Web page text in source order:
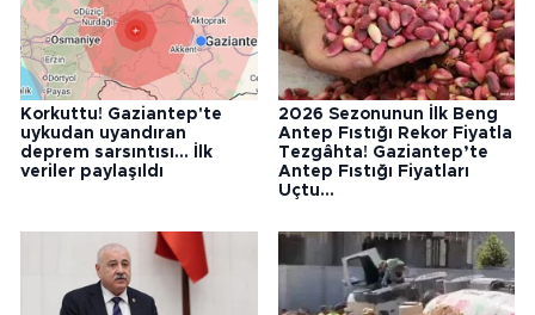
Korkuttu! Gaziantep'te
uykudan uyandıran
deprem sarsıntısı... İlk
veriler paylaşıldı
2026 Sezonunun İlk Beng
Antep Fıstığı Rekor Fiyatla
Tezgâhta! Gaziantep’te
Antep Fıstığı Fiyatları
Uçtu...